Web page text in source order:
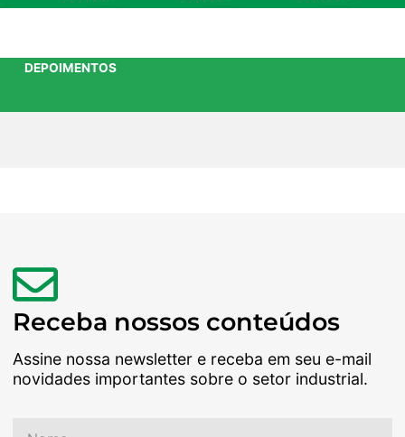
DEPOIMENTOS
Receba nossos conteúdos
Assine nossa newsletter e receba em seu e-mail
novidades importantes sobre o setor industrial.